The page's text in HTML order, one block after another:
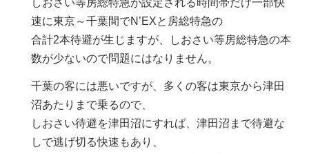
速に東京～千葉間でN’EXと房総特急の
合計2本待避が生じますが、しおさい等房総特急の本
数が少ないので問題にはなりません。
千葉の客には悪いですが、多くの客は東京から津田
沼あたりまで乗るので、
しおさい待避を津田沼にすれば、津田沼まで待避な
しで逃げ切る快速もあり、